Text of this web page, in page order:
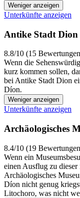
Weniger anzeigen
Unterkünfte anzeigen
Antike Stadt Dion
8.8/10 (15
Wenn die
kurz kommen sollen,
bei Antike Stadt Dion
Díon.
Weniger anzeigen
Unterkünfte anzeigen
Archäologisches
8.4/10 (19
Wenn ein
einen Ausflug zu
Archäologisches
Díon nicht genug
Litochoro, was nicht